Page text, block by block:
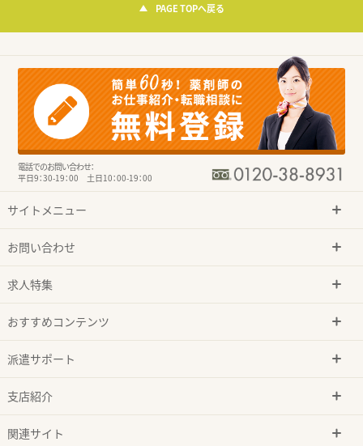
PAGE TOPへ戻る
電話でのお問い合わせ：
平日9：30-19：00 土日10：00-19：00
サイトメニュー
お問い合わせ
求人特集
おすすめコンテンツ
派遣サポート
支店紹介
関連サイト